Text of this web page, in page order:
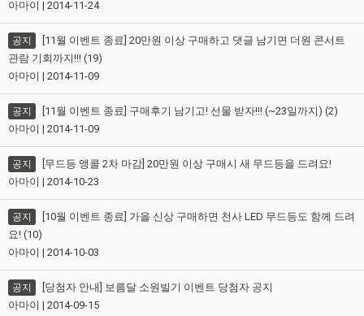
아마이 | 2014-11-24
공지
[11월 이벤트 종료] 20만원 이상 구매하고 댓글 남기면 더원 콘서트
관람 기회까지!!! (19)
아마이 | 2014-11-09
공지
[11월 이벤트 종료] 구매후기 남기고! 선물 받자!!! (~23일까지) (2)
아마이 | 2014-11-09
공지
[무드등 앵콜 2차 마감] 20만원 이상 구매시 새 무드등을 드려요!
아마이 | 2014-10-23
공지
[10월 이벤트 종료] 가을 신상 구매하면 천사 LED 무드등도 함께 드려
요! (10)
아마이 | 2014-10-03
공지
[당첨자 안내] 보름달 소원빌기 이벤트 당첨자 공지
아마이 | 2014-09-15